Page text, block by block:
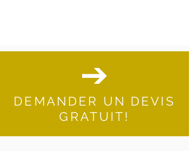
DEMANDER UN DEVIS
GRATUIT!